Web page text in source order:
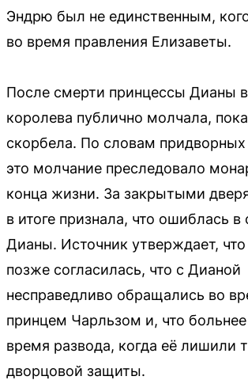
Эндрю был не единственным,
во время правления Елизаветы.
После смерти принцессы Дианы в
королева публично молчала,
скорбела. По словам придворных
это молчание преследовало
конца жизни. За закрытыми
в итоге признала, что ошиблась
Дианы. Источник утверждает,
позже согласилась, что с Дианой
несправедливо обращались во
принцем Чарльзом и, что больнее
время развода, когда её лишили
дворцовой защиты.